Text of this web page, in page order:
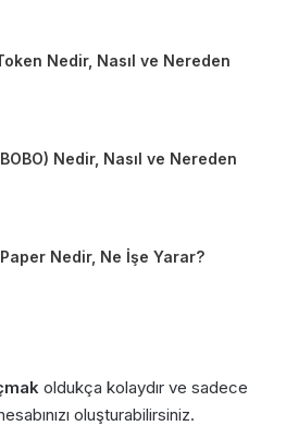
Nedir, Nasıl ve Nereden
Nedir, Nasıl ve Nereden
Nedir, Ne İşe Yarar?
oldukça kolaydır ve sadece
oluşturabilirsiniz.